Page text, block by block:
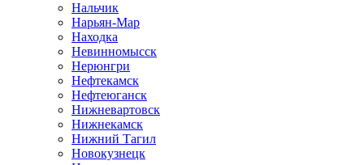
Нальчик
Нарьян-Мар
Находка
Невинномысск
Нерюнгри
Нефтекамск
Нефтеюганск
Нижневартовск
Нижнекамск
Нижний Тагил
Новокузнецк